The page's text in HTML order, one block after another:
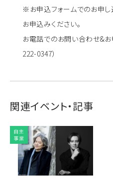
※お申込フォームでのお申
お申込みください。
お電話でのお問い合わせ&
222-0347）
関連イベント・記事
自主
事業